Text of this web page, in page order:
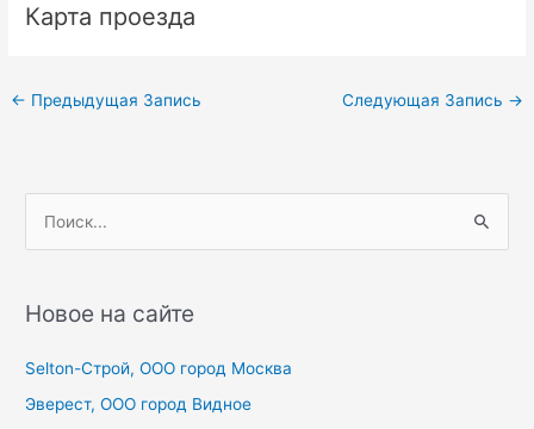
Карта проезда
Навигация
← Предыдущая Запись Следующая Запись →
с
:
Новое на сайте
Selton-Строй, OOO город Москва
Эверест, ООО город Видное